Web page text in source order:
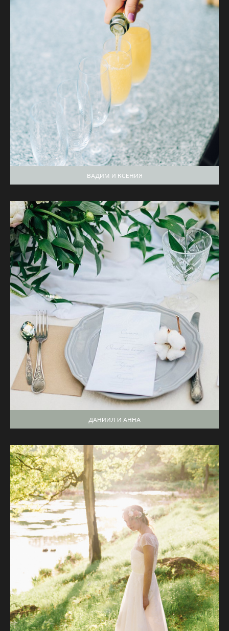
ВАДИМ И КСЕНИЯ
ДАНИИЛ И АННА